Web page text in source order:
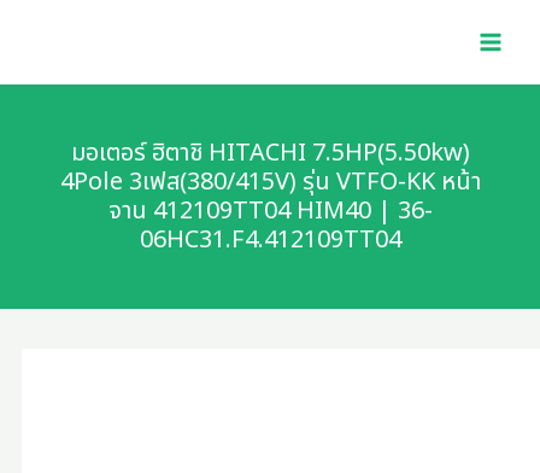
content
มอเตอร์ ฮิตาชิ HITACHI 7.5HP(5.50kw)
4Pole 3เฟส(380/415V) รุ่น VTFO-KK หน้า
จาน 412109TT04 HIM40 | 36-
06HC31.F4.412109TT04
ตาชิ
7.5HP(5.50kw)
4Pole
3เฟส(380/415V)
KK